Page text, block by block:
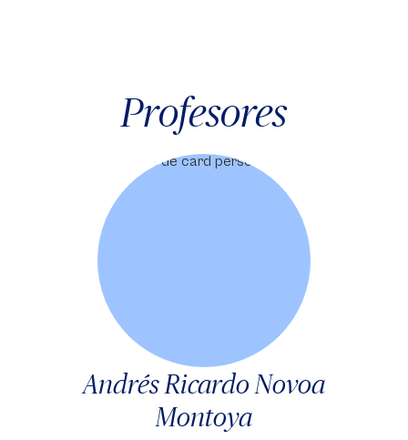
Profesores
Andrés Ricardo Novoa
Montoya